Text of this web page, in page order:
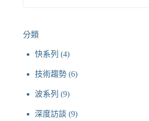
分類
快系列 (4)
技術趨勢(6)
波系列 (9)
深度訪談 (9)